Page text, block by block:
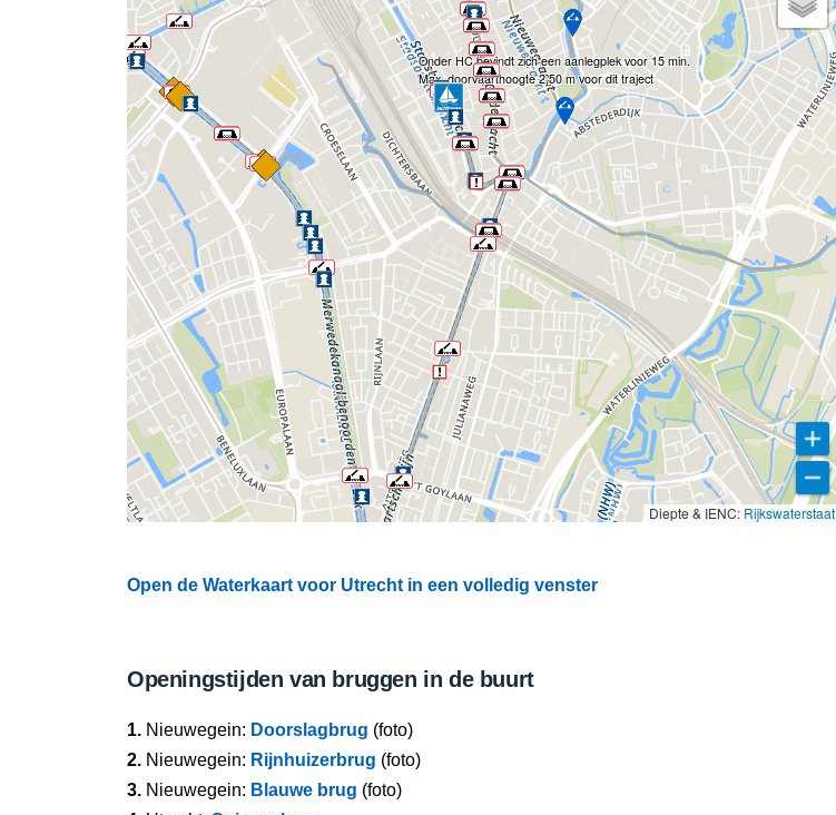
Onder HC bevindt zich een aanlegplek voor 15 min.
Max. doorvaarthoogte 2,50 m voor dit traject
Diepte & IENC: Rijkswaterstaat
Open de Waterkaart voor Utrecht in een volledig venster
Openingstijden van bruggen in de buurt
1. Nieuwegein: Doorslagbrug (foto)
2. Nieuwegein: Rijnhuizerbrug (foto)
3. Nieuwegein: Blauwe brug (foto)